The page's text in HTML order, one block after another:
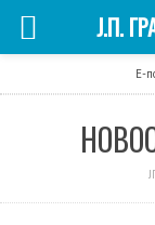
E-
Ј.П.